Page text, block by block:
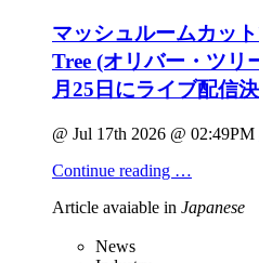
マッシュルームカッ
Tree (オリバー・ツリ
月25日にライブ配信
@ Jul 17th 2026 @ 02:49PM
Continue reading …
Article avaiable in Japanese
News